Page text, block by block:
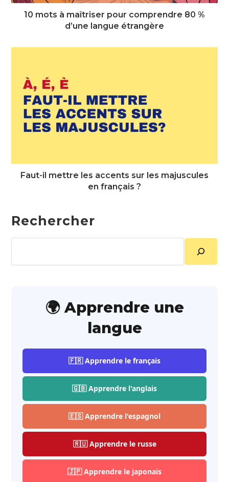
10 mots à maîtriser pour comprendre 80 %
d’une langue étrangère
Faut-il mettre les accents sur les majuscules
en français ?
Rechercher
🌍 Apprendre une
langue
🇫🇷 Apprendre le français
🇬🇧 Apprendre l'anglais
🇪🇸 Apprendre l'espagnol
🇷🇺 Apprendre le russe
🇯🇵 Apprendre le japonais